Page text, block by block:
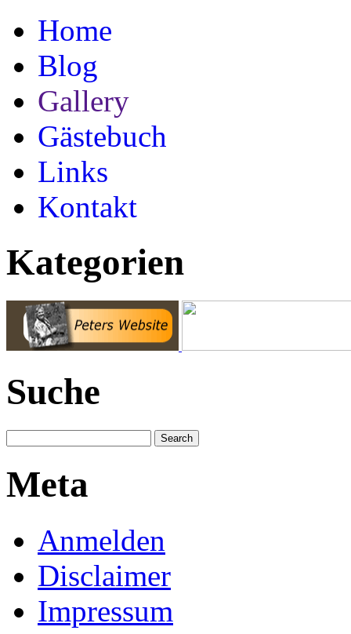
Home
Blog
Gallery
Gästebuch
Links
Kontakt
Kategorien
Suche
Meta
Anmelden
Disclaimer
Impressum